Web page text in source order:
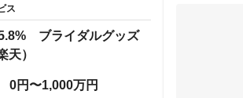
ス
ブライダルグッズ
天）
0円〜1,000万円